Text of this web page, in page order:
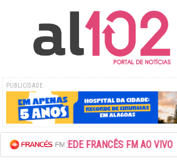
PUBLICIDADE
ESCUTE A REDE FRANCÊS FM AO VIVO